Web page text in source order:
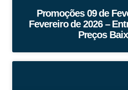
Promoções 09 de
Fevereiro de 2026 –
Preços